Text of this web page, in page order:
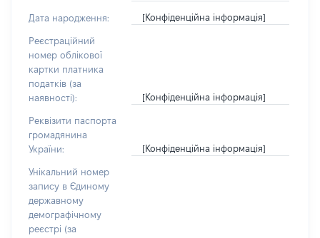
Дата народження: [Конфіденційна інформація]
Реєстраційний
номер облікової
картки платника
податків (за
наявності):
[Конфіденційна інформація]
Реквізити паспорта
громадянина
України:
[Конфіденційна інформація]
Унікальний номер
запису в Єдиному
державному
демографічному
реєстрі (за